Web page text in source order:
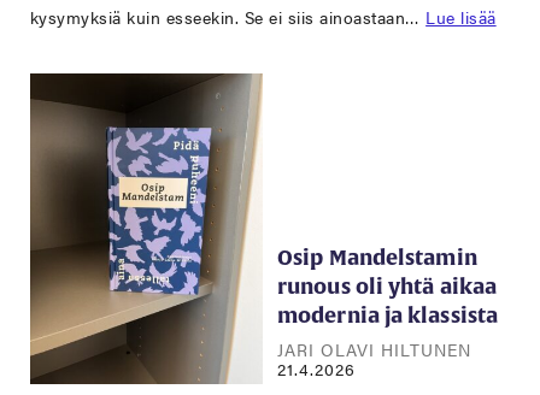
kysymyksiä kuin esseekin. Se ei siis ainoastaan… Lue lisää
Osip Mandelstamin
runous oli yhtä aikaa
modernia ja klassista
JARI OLAVI HILTUNEN
21.4.2026